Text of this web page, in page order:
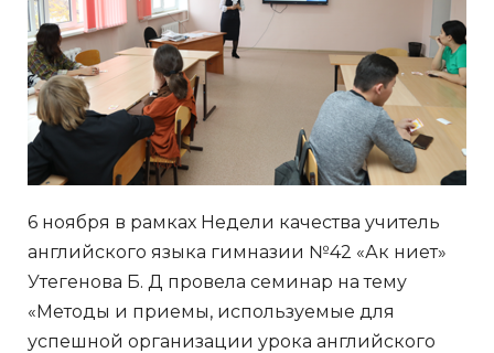
6 ноября в рамках Недели качества учитель
английского языка гимназии №42 «Ак ниет»
Утегенова Б. Д провела семинар на тему
«Методы и приемы, используемые для
успешной организации урока английского